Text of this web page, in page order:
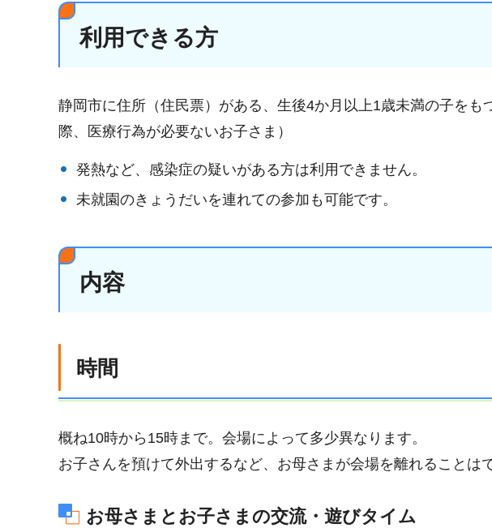
利用できる方
静岡市に住所（住民票）がある、生後4か月以上1歳未満の子をも
際、医療行為が必要ないお子さま）
発熱など、感染症の疑いがある方は利用できません。
未就園のきょうだいを連れての参加も可能です。
内容
時間
概ね10時から15時まで。会場によって多少異なります。
お子さんを預けて外出するなど、お母さまが会場を離れることは
お母さまとお子さまの交流・遊びタイム